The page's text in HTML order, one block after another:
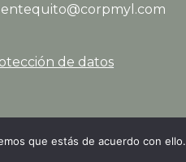
de datos
que estás de acuerdo con ello.